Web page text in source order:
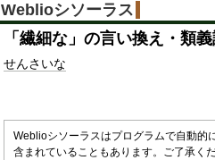
Weblioシソーラス
「 繊細な 」の言い換え・類
せんさいな
Weblioシソーラスはプログラムで自動的
含まれていることもあります。ご了承く